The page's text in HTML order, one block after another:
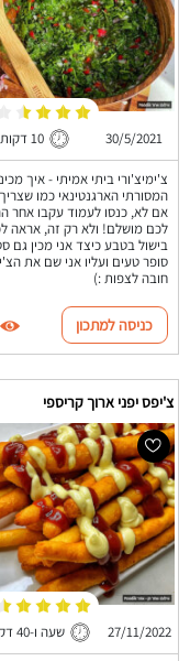
30/5/2021 10 דקות
צ'ימיצ'ורי ביתי אמיתי - איך
המסורתי הארגנטינאי כמו
אם לא, כנסו לעמוד עקבו אחר
לכם מושלם! ולא רק זה, אראה
בישול בטבע כיצד אני מכין גם
סופר טעים ועליו אני שם את
חובה לצפות :)
כניסה למתכון
צ'יפס יפני ארוך קריספי
27/11/2022 שעה ו-40 דקות